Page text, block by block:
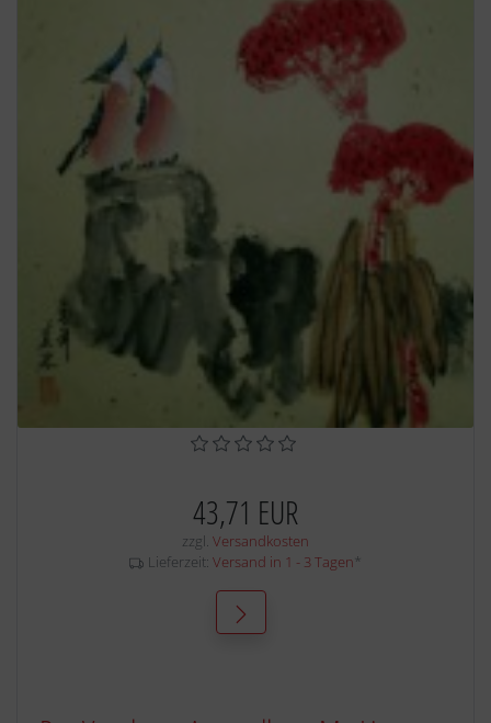
43,71 EUR
zzgl. Versandkosten
Lieferzeit: Versand in 1 - 3 Tagen *